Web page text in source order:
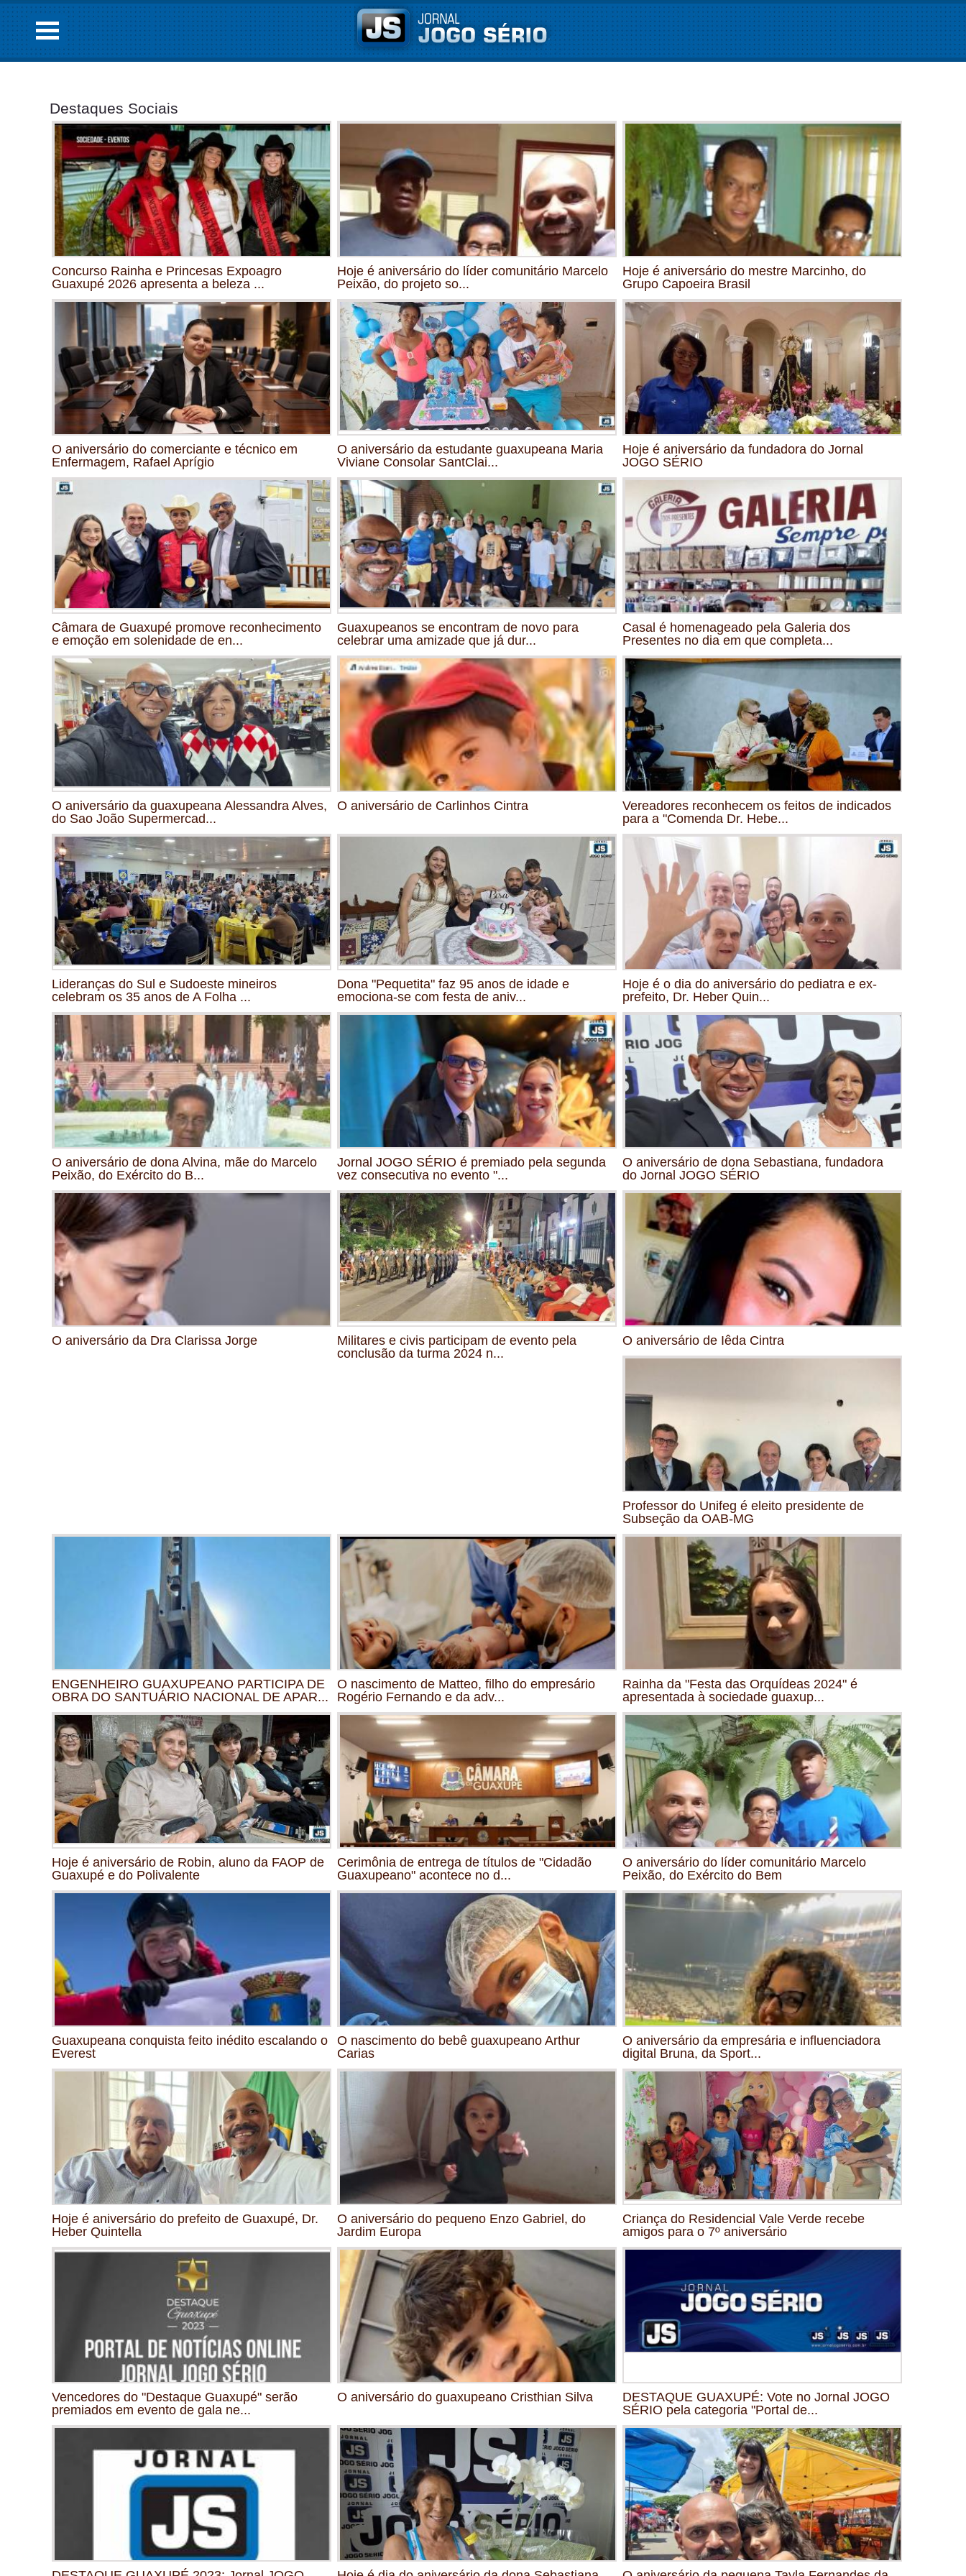
Destaques Sociais
Concurso Rainha e Princesas Expoagro
Guaxupé 2026 apresenta a beleza ...
Hoje é aniversário do líder comunitário Marcelo
Peixão, do projeto so...
Hoje é aniversário do mestre Marcinho, do
Grupo Capoeira Brasil
O aniversário do comerciante e técnico em
Enfermagem, Rafael Aprígio
O aniversário da estudante guaxupeana Maria
Viviane Consolar SantClai...
Hoje é aniversário da fundadora do Jornal
JOGO SÉRIO
Câmara de Guaxupé promove reconhecimento
e emoção em solenidade de en...
Guaxupeanos se encontram de novo para
celebrar uma amizade que já dur...
Casal é homenageado pela Galeria dos
Presentes no dia em que completa...
O aniversário da guaxupeana Alessandra Alves,
do Sao João Supermercad...
O aniversário de Carlinhos Cintra
Vereadores reconhecem os feitos de indicados
para a "Comenda Dr. Hebe...
Lideranças do Sul e Sudoeste mineiros
celebram os 35 anos de A Folha ...
Dona "Pequetita" faz 95 anos de idade e
emociona-se com festa de aniv...
Hoje é o dia do aniversário do pediatra e ex-
prefeito, Dr. Heber Quin...
O aniversário de dona Alvina, mãe do Marcelo
Peixão, do Exército do B...
Jornal JOGO SÉRIO é premiado pela segunda
vez consecutiva no evento "...
O aniversário de dona Sebastiana, fundadora
do Jornal JOGO SÉRIO
O aniversário da Dra Clarissa Jorge
Militares e civis participam de evento pela
conclusão da turma 2024 n...
O aniversário de Iêda Cintra
Professor do Unifeg é eleito presidente de
Subseção da OAB-MG
ENGENHEIRO GUAXUPEANO PARTICIPA DE
OBRA DO SANTUÁRIO NACIONAL DE APAR...
O nascimento de Matteo, filho do empresário
Rogério Fernando e da adv...
Rainha da "Festa das Orquídeas 2024" é
apresentada à sociedade guaxup...
Hoje é aniversário de Robin, aluno da FAOP de
Guaxupé e do Polivalente
Cerimônia de entrega de títulos de "Cidadão
Guaxupeano" acontece no d...
O aniversário do líder comunitário Marcelo
Peixão, do Exército do Bem
Guaxupeana conquista feito inédito escalando o
Everest
O nascimento do bebê guaxupeano Arthur
Carias
O aniversário da empresária e influenciadora
digital Bruna, da Sport...
Hoje é aniversário do prefeito de Guaxupé, Dr.
Heber Quintella
O aniversário do pequeno Enzo Gabriel, do
Jardim Europa
Criança do Residencial Vale Verde recebe
amigos para o 7º aniversário
Vencedores do "Destaque Guaxupé" serão
premiados em evento de gala ne...
O aniversário do guaxupeano Cristhian Silva
DESTAQUE GUAXUPÉ: Vote no Jornal JOGO
SÉRIO pela categoria "Portal de...